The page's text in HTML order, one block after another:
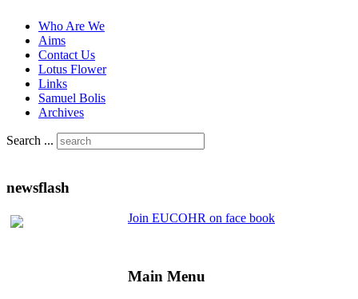
Who Are We
Aims
Contact Us
Lotus Flower
Links
Samuel Bolis
Archives
Search ...
newsflash
Join EUCOHR on face book
Main Menu